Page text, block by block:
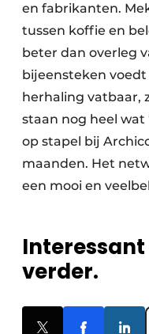
en fabrikanten.
tussen koffie en
beter dan overleg
bijeensteken
herhaling vatbaar,
staan nog heel wat
op stapel bij
maanden. Het
een mooi en
verder.